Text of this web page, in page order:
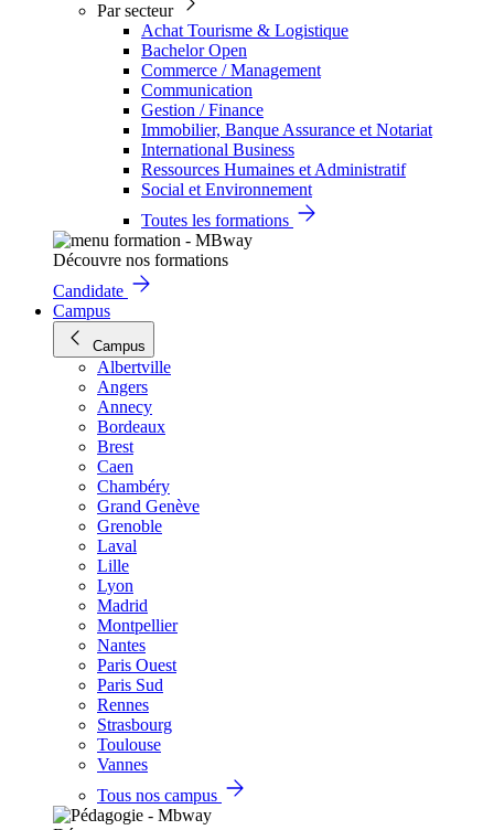
Par secteur
Achat Tourisme & Logistique
Bachelor Open
Commerce / Management
Communication
Gestion / Finance
Immobilier, Banque Assurance et Notariat
International Business
Ressources Humaines et Administratif
Social et Environnement
Toutes les formations
Découvre nos formations
Candidate
Campus
Campus
Albertville
Angers
Annecy
Bordeaux
Brest
Caen
Chambéry
Grand Genève
Grenoble
Laval
Lille
Lyon
Madrid
Montpellier
Nantes
Paris Ouest
Paris Sud
Rennes
Strasbourg
Toulouse
Vannes
Tous nos campus